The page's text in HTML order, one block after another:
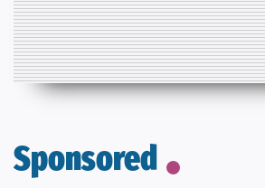
Sponsored